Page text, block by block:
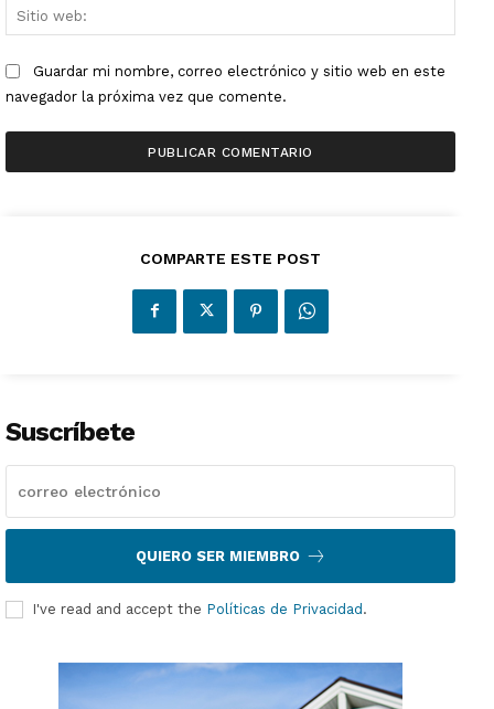
Guardar mi nombre, correo electrónico y sitio web en este
navegador la próxima vez que comente.
COMPARTE ESTE POST
Suscríbete
QUIERO SER MIEMBRO
I've read and accept the Políticas de Privacidad.